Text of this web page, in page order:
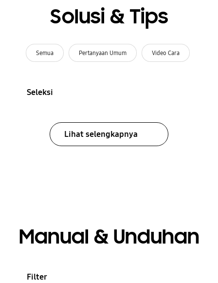
Solusi & Tips
Semua Pertanyaan Umum Video Cara
Seleksi
Lihat selengkapnya
Manual & Unduhan
Filter